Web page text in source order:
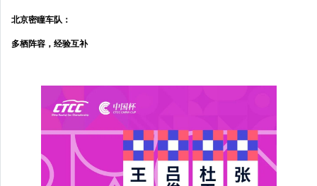
北京密瞳车队：
多栖阵容，经验互补